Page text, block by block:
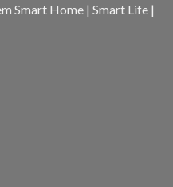
Smart Home | Smart Life |